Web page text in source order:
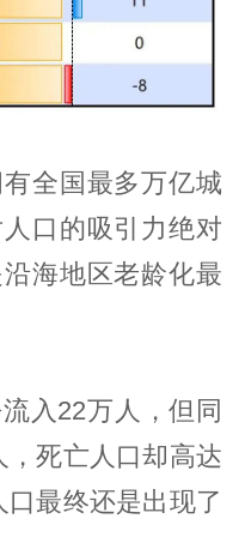
全国最多万亿城
口的吸引力绝对
海地区老龄化最
入22万人，但同
死亡人口却高达
最终还是出现了